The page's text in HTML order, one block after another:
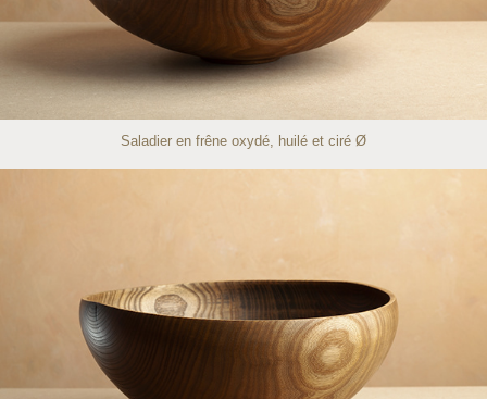
Saladier en frêne oxydé, huilé et ciré Ø